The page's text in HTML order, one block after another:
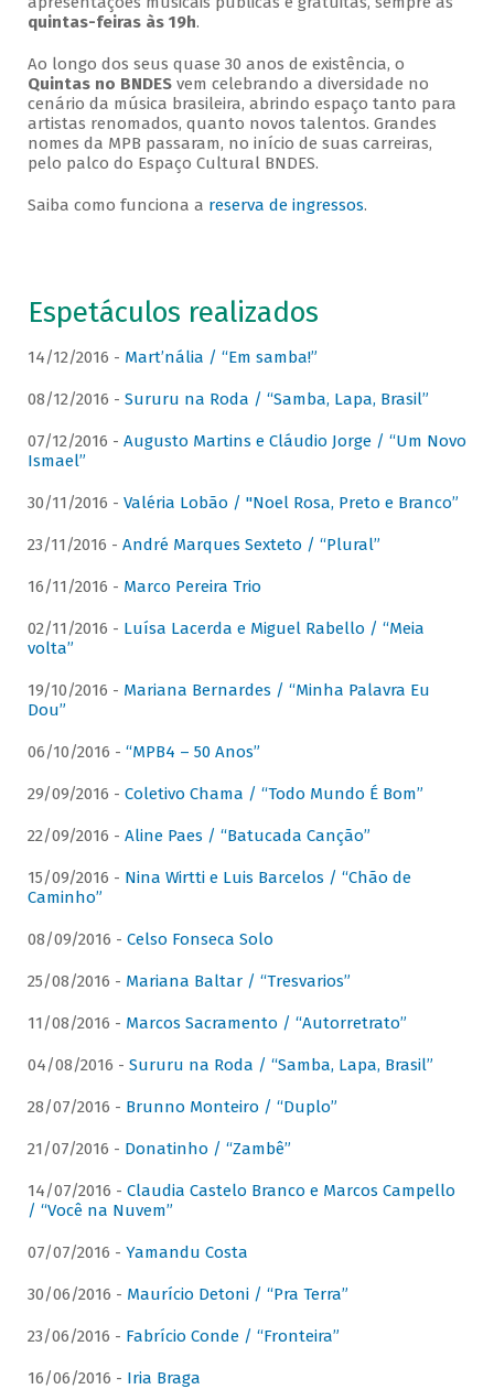
quintas-feiras às 19h.
Ao longo dos seus quase 30 anos de existência, o
Quintas no BNDESvem celebrando a diversidade no
cenário da música brasileira, abrindo espaço tanto para
artistas renomados, quanto novos talentos. Grandes
nomes da MPB passaram, no início de suas carreiras,
pelo palco do Espaço Cultural BNDES.
Saiba como funciona a reserva de ingressos.
Espetáculos realizados
14/12/2016 - Mart’nália / “Em samba!”
08/12/2016 - Sururu na Roda / “Samba, Lapa, Brasil”
07/12/2016 - Augusto Martins e Cláudio Jorge / “Um Novo
Ismael”
30/11/2016 - Valéria Lobão / "Noel Rosa, Preto e Branco”
23/11/2016 - André Marques Sexteto / “Plural”
16/11/2016 - Marco Pereira Trio
02/11/2016 - Luísa Lacerda e Miguel Rabello / “Meia
volta”
19/10/2016 - Mariana Bernardes / “Minha Palavra Eu
Dou”
06/10/2016 - “MPB4 – 50 Anos”
29/09/2016 - Coletivo Chama / “Todo Mundo É Bom”
22/09/2016 - Aline Paes / “Batucada Canção”
15/09/2016 - Nina Wirtti e Luis Barcelos / “Chão de
Caminho”
08/09/2016 - Celso Fonseca Solo
25/08/2016 - Mariana Baltar / “Tresvarios”
11/08/2016 - Marcos Sacramento / “Autorretrato”
04/08/2016 - Sururu na Roda / “Samba, Lapa, Brasil”
28/07/2016 - Brunno Monteiro / “Duplo”
21/07/2016 - Donatinho / “Zambê”
14/07/2016 - Claudia Castelo Branco e Marcos Campello
/ “Você na Nuvem”
07/07/2016 - Yamandu Costa
30/06/2016 - Maurício Detoni / “Pra Terra”
23/06/2016 - Fabrício Conde / “Fronteira”
16/06/2016 - Iria Braga